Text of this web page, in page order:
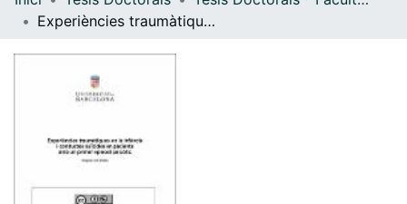
Com publicar
Experiències traumàtiques en la infància i conductes suïcides en pacients amb un primer episodi psicòtic